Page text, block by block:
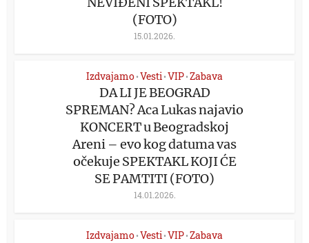
(FOTO)
15.01.2026.
Izdvajamo•Vesti•VIP•Zabava
DA LI JE BEOGRAD
SPREMAN? Aca Lukas najavio
KONCERT u Beogradskoj
Areni – evo kog datuma vas
očekuje SPEKTAKL KOJI ĆE
SE PAMTITI (FOTO)
14.01.2026.
Izdvajamo•Vesti•VIP•Zabava